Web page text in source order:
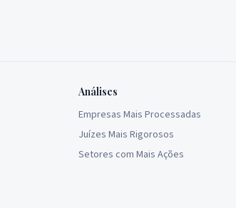
Análises
Empresas Mais Processadas
Juízes Mais Rigorosos
Setores com Mais Ações